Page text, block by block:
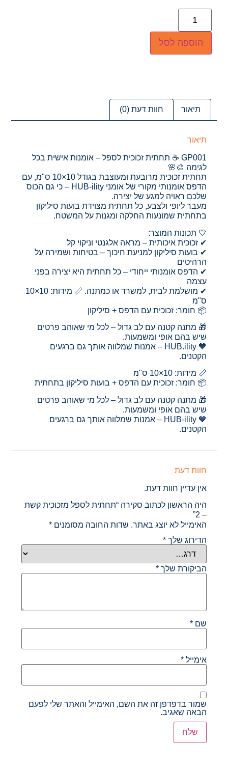
הוספה לסל
תיאור חוות דעת (0)
תיאור
GP001 ☕ תחתית זכוכית לספל – אומנות אישית בכל
לגימה 🎨🌸
תחתית זכוכית מרובעת ומעוצבת בגודל 10×10 ס"מ, עם
הדפס אומנותי מקורי של אומני HUB-ility – כי גם הכוס
שלכם ראויה למגע של יצירה.
מעבר ליופי ולצבע, כל תחתית מצוידת בועות סיליקון
בתחתית שמונעות החלקה ומגנות על המשטח.
💙 תכונות המוצר:
✔ זכוכית איכותית – מראה אלגנטי וניקוי קל
✔ בועות סיליקון למניעת חיכוך – בטיחות ושמירה על
הרהיטים
✔ הדפס אומנותי ייחודי – כל תחתית היא יצירה בפני
עצמה
✔ מושלמת לבית, למשרד או כמתנה. 📏 מידות: 10×10
ס"מ
📦 חומר: זכוכית עם הדפס + סיליקון
🎁 מתנה קטנה עם לב גדול – לכל מי שאוהב פרטים
שיש בהם אופי ומשמעות.
💙 HUB.ility – אמנות שמלווה אותך גם ברגעים
הקטנים.
📏 מידות: 10×10 ס"מ
📦 חומר: זכוכית עם הדפס + בועות סיליקון בתחתית
🎁 מתנה קטנה עם לב גדול – לכל מי שאוהב פרטים
שיש בהם אופי ומשמעות.
💙 HUB-ility – אמנות שמלווה אותך גם ברגעים
הקטנים.
חוות דעת
אין עדיין חוות דעת.
היה הראשון לכתוב סקירה “תחתית לספל מזכוכית קשת
– 2”
האימייל לא יוצג באתר. שדות החובה מסומנים*
הדירוג שלך*
הביקורת שלך*
שם*
אימייל*
שמור בדפדפן זה את השם, האימייל והאתר שלי לפעם
הבאה שאגיב.